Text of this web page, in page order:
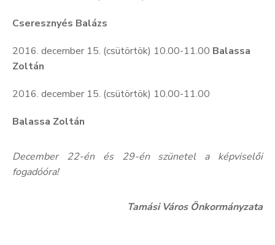
Cseresznyés Balázs
2016. december 15. (csütörtök) 10.00-11.00 Balassa
Zoltán
2016. december 15. (csütörtök) 10.00-11.00
Balassa Zoltán
December 22-én és 29-én szünetel a képviselői
fogadóóra!
Tamási Város Önkormányzata